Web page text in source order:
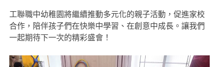
工聯職中幼稚園將繼續推動多元化的親子活動，促進家校
合作，陪伴孩子們在快樂中學習、在創意中成長。讓我們
一起期待下一次的精彩盛會！